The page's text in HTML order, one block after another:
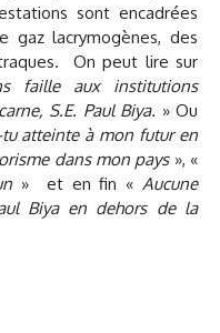
sont encadrées
gaz lacrymogènes, des
On peut lire sur
faille aux institutions
S.E. Paul Biya. » Ou
atteinte à mon futur en
dans mon pays», «
» et en fin « Aucune
Biya en dehors de la